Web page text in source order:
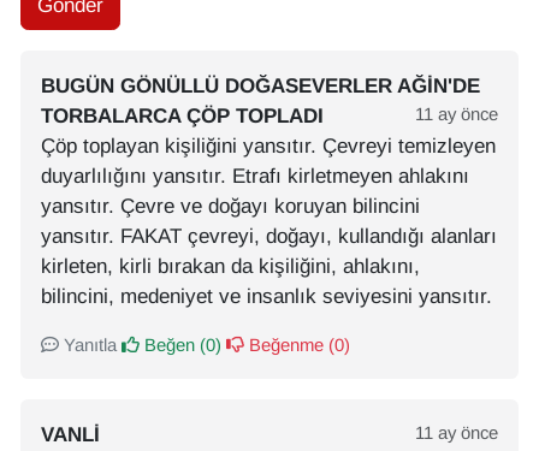
Gönder
BUGÜN GÖNÜLLÜ DOĞASEVERLER AĞİN'DE
TORBALARCA ÇÖP TOPLADI
11 ay önce
Çöp toplayan kişiliğini yansıtır. Çevreyi temizleyen
duyarlılığını yansıtır. Etrafı kirletmeyen ahlakını
yansıtır. Çevre ve doğayı koruyan bilincini
yansıtır. FAKAT çevreyi, doğayı, kullandığı alanları
kirleten, kirli bırakan da kişiliğini, ahlakını,
bilincini, medeniyet ve insanlık seviyesini yansıtır.
Yanıtla Beğen (0) Beğenme (0)
VANLI 11 ay önce